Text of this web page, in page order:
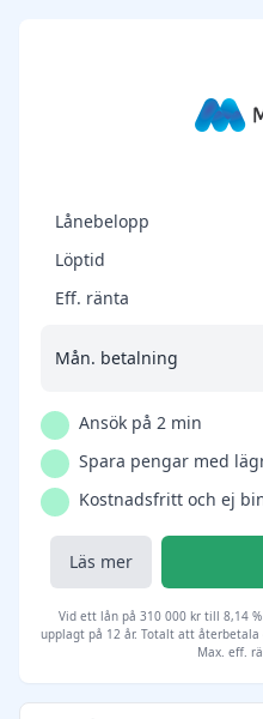
Lånebelopp
Löptid
Eff. ränta
Mån. betalning
Ansök på 2 min
Spara pengar med
Kostnadsfritt och ej
Läs mer
Vid ett lån på 310 000 kr till 8,14
upplagt på 12 år. Totalt att återbetala
Max. eff.